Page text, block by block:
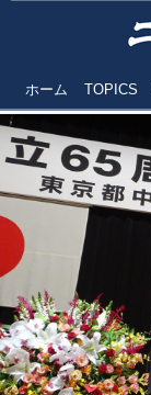
ホーム TOPICS